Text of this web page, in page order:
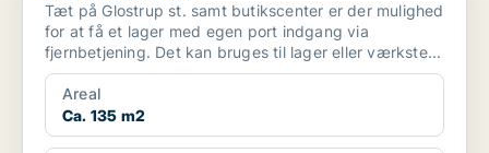
Tæt på Glostrup st. samt butikscenter er der mulighed
for at få et lager med egen port indgang via
fjernbetjening. Det kan bruges til lager eller værkste...
Areal
Ca. 135 m2